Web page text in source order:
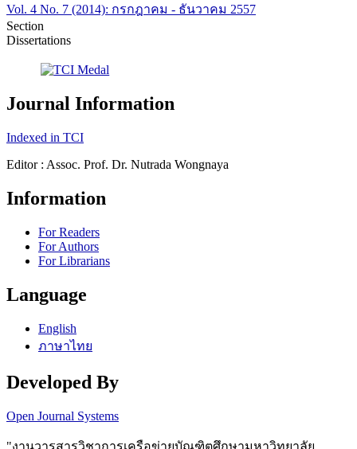
Vol. 4 No. 7 (2014): กรกฎาคม - ธันวาคม 2557
Section
Dissertations
Journal Information
Indexed in TCI
Editor : Assoc. Prof. Dr. Nutrada Wongnaya
Information
For Readers
For Authors
For Librarians
Language
English
ภาษาไทย
Developed By
Open Journal Systems
"งานวารสารวิชาการเครือข่ายบัณฑิตศึกษามหาวิทยาลัย